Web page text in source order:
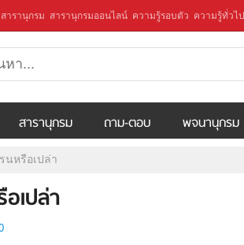
สารานุกรม สารานุกรมออนไลน์ ความรู้รอบตัว ความรู้ทั่วไป
สารานุกรม ถาม-ตอบ พจนานุกรม
นหรือเปล่า
เปล่า